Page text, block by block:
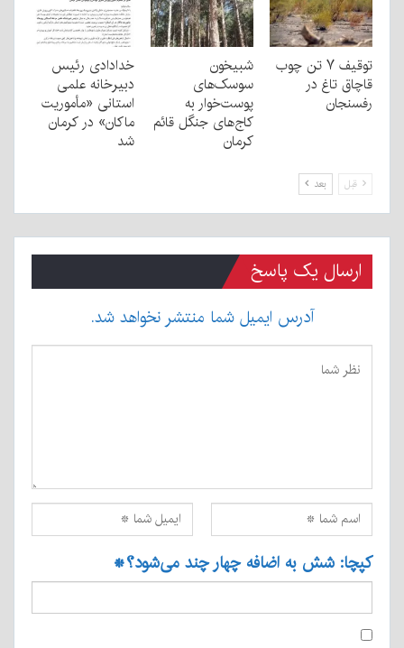
توقیف ۷ تن چوب
قاچاق تاغ در
رفسنجان
شبیخون
سوسک‌های
پوست‌خوار به
کاج‌های جنگل قائم
کرمان
خدادادی رئیس
دبیرخانه علمی
استانی «مأموریت
ماکان» در کرمان
شد
قبل بعد
ارسال یک پاسخ
آدرس ایمیل شما منتشر نخواهد شد.
کپچا: شش به اضافه چهار چند می‌شود؟*